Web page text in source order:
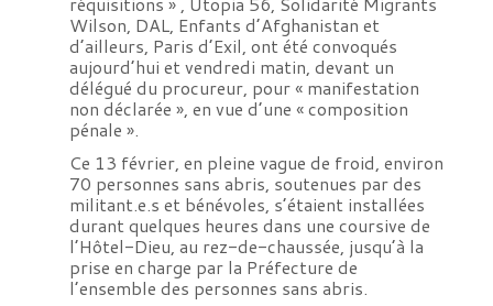
Wilson, DAL, Enfants d’Afghanistan et
d’ailleurs, Paris d’Exil, ont été convoqués
aujourd’hui et vendredi matin, devant un
délégué du procureur, pour « manifestation
non déclarée », en vue d’une « composition
pénale ».
Ce 13 février, en pleine vague de froid, environ
70 personnes sans abris, soutenues par des
militant.e.s et bénévoles, s’étaient installées
durant quelques heures dans une coursive de
l’Hôtel-Dieu, au rez-de-chaussée, jusqu’à la
prise en charge par la Préfecture de
l’ensemble des personnes sans abris.